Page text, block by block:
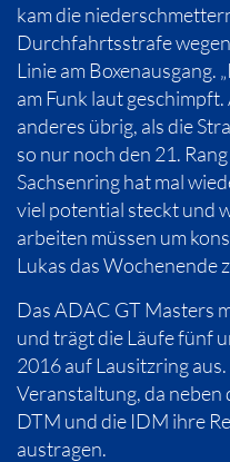
kam die
Durchfahrtsstrafe
Linie am Boxenausgang.
am Funk laut
anderes übrig, als die
so nur noch den 21.
Sachsenring hat mal
viel potential steckt und
arbeiten müssen um
Lukas das Wochenende
Das ADAC GT Masters
und trägt die Läufe fünf
2016 auf Lausitzring
Veranstaltung, da neben
DTM und die IDM ihre
austragen.